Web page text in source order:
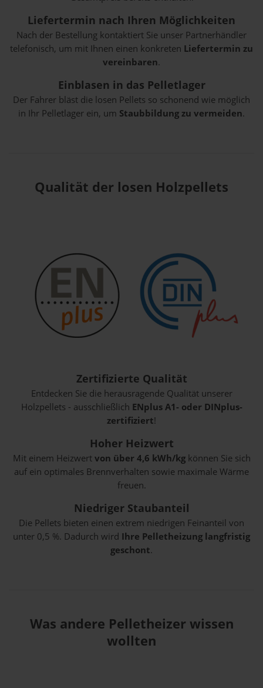
Liefertermin nach Ihren Möglichkeiten
Nach der Bestellung kontaktiert Sie unser Partnerhändler
telefonisch, um mit Ihnen einen konkreten Liefertermin zu
vereinbaren.
Einblasen in das Pelletlager
Der Fahrer bläst die losen Pellets so schonend wie möglich
in Ihr Pelletlager ein, um Staubbildung zu vermeiden.
Qualität der losen Holzpellets
Zertifizierte Qualität
Entdecken Sie die herausragende Qualität unserer
Holzpellets - ausschließlich ENplus A1- oder DINplus-
zertifiziert!
Hoher Heizwert
Mit einem Heizwertvon über 4,6 kWh/kgkönnen Sie sich
auf ein optimales Brennverhalten sowie maximale Wärme
freuen.
Niedriger Staubanteil
Die Pellets bieten einen extrem niedrigen Feinanteil von
unter 0,5 %. Dadurch wird Ihre Pelletheizung langfristig
geschont.
Was andere Pelletheizer wissen
wollten